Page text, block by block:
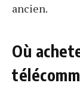
ancien.
Où